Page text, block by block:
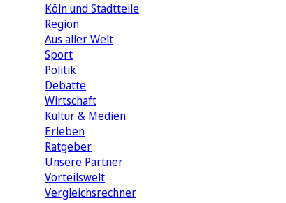
Köln und Stadtteile
Region
Aus aller Welt
Sport
Politik
Debatte
Wirtschaft
Kultur & Medien
Erleben
Ratgeber
Unsere Partner
Vorteilswelt
Vergleichsrechner